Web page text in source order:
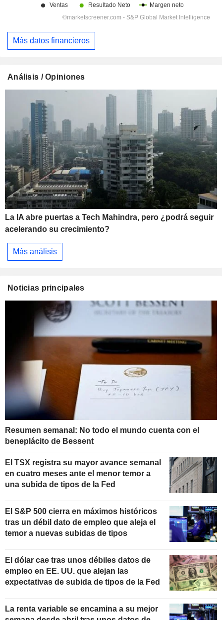
Más datos financieros
Análisis / Opiniones
La IA abre puertas a Tech Mahindra, pero ¿podrá seguir
acelerando su crecimiento?
Más análisis
Noticias principales
Resumen semanal: No todo el mundo cuenta con el
beneplácito de Bessent
El TSX registra su mayor avance semanal
en cuatro meses ante el menor temor a
una subida de tipos de la Fed
El S&P 500 cierra en máximos históricos
tras un débil dato de empleo que aleja el
temor a nuevas subidas de tipos
El dólar cae tras unos débiles datos de
empleo en EE. UU. que alejan las
expectativas de subida de tipos de la Fed
La renta variable se encamina a su mejor